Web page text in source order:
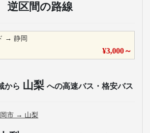
逆区間の路線
→ 静岡
¥3,000～
から 山梨 への高速バス・格安バス
市 → 山梨